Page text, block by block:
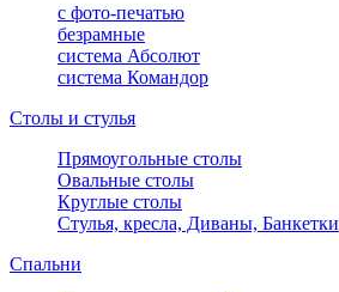
с фото-печатью
безрамные
система Абсолют
система Командор
Столы и стулья
Прямоугольные столы
Овальные столы
Круглые столы
Стулья, кресла, Диваны, Банкетки
Спальни